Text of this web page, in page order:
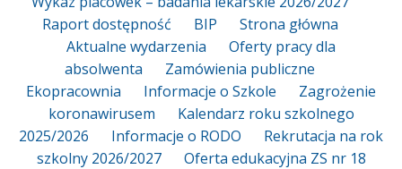
Raport dostępność
BIP
Strona główna
Aktualne wydarzenia
Oferty pracy dla
absolwenta
Zamówienia publiczne
Ekopracownia
Informacje o Szkole
Zagrożenie
koronawirusem
Kalendarz roku szkolnego
2025/2026
Informacje o RODO
Rekrutacja na rok
szkolny 2026/2027
Oferta edukacyjna ZS nr 18